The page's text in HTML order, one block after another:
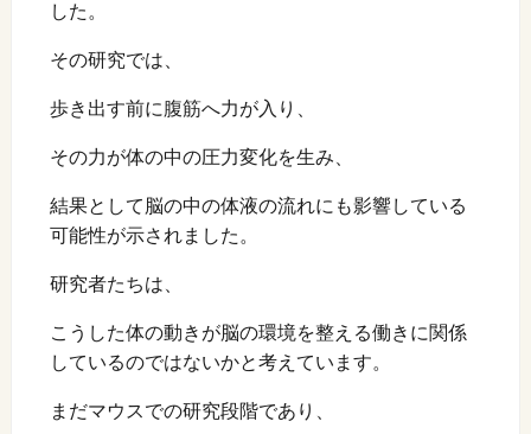
した。
その研究では、
歩き出す前に腹筋へ力が入り、
その力が体の中の圧力変化を生み、
結果として脳の中の体液の流れにも影響している
可能性が示されました。
研究者たちは、
こうした体の動きが脳の環境を整える働きに関係
しているのではないかと考えています。
まだマウスでの研究段階であり、